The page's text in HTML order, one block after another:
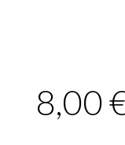
8,00